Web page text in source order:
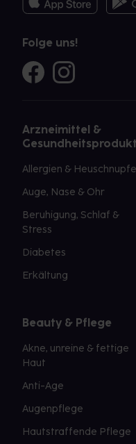
Folge uns!
Arzneimittel &
Allergien &
Auge, Nase & Ohr
Beruhigung, Schlaf &
Stress
Diabetes
Erkältung
Beauty & Pflege
Akne, unreine & fettige
Haut
Anti-Age
Augenpflege
Hautstraffende Pflege